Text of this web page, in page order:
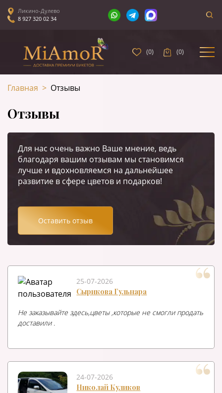
Ликино-Дулево
8 927 320 02 34
(0) (0)
Главная > Отзывы
Отзывы
Для нас очень важно Ваше мнение, ведь
благодаря вашим отзывам мы становимся
лучше и вдохновляемся на дальнейшее
развитие в сфере цветов и подарков!
Оставить отзыв
25-07-2026
Сырикова Гульнара
Не заказывайте здесь,цветы ,которые не смогли продать
доставили .
24-07-2026
Николай Куликов